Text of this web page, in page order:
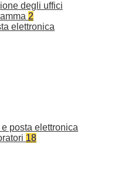
degli uffici
2
elettronica
posta elettronica
18